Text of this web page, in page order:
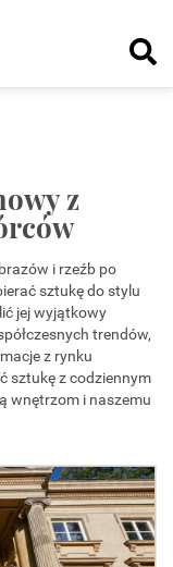
z
i rzeźb po
sztukę do stylu
jej wyjątkowy
trendów,
z rynku
sztukę z codziennym
wnętrzom i naszemu